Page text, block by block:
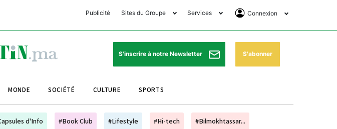
Publicité Sites du Groupe
Club Avantages
Le Matin Sports
Le Matin Store
Le Matin Annonces
Services
Horaires de prières
Pharmacies de garde
Programme TV
Cinéma
Connexion
Se Connecter
Abonnement
S'inscrire à notre Newsletter S'abonner
MONDE SOCIÉTÉ CULTURE SPORTS
d'Info #Book Club #Lifestyle #Hi-tech #Bilmokhtassar...